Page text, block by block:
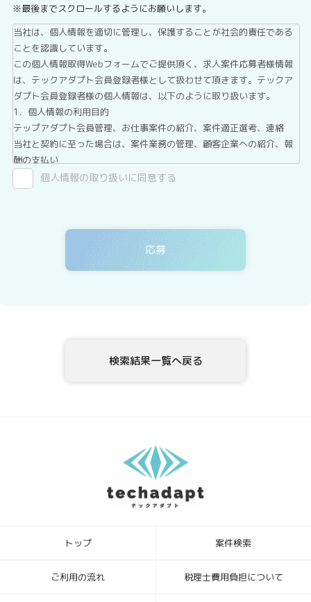
※最後までスクロールするようにお願いします。
当社は、個人情報を適切に管理し、保護することが社会的責任である
ことを認識しています。
この個人情報取得Webフォームでご提供頂く、求人案件応募者様情報
は、テックアダプト会員登録者様として扱わせて頂きます。テックア
ダプト会員登録者様の個人情報は、以下のように取り扱います。
1．個人情報の利用目的
テップアダプト会員管理、お仕事案件の紹介、案件適正選考、連絡
当社と契約に至った場合は、案件業務の管理、顧客企業への紹介、報
酬の支払い
2．第三者提供について
テックアダプト会員登録者情報は、法令に基づく場合、委託する場合
ィングサービス事業者等に委託する場合がありますが、委託先につい
ては、当社が運用する個人情報保護マネジメントシステムにより管理
者提供記録の開示を、当社に申し出ることができます。ご請求方法
テックアダプト会員登録者様が、当社に個人情報を提供されるかどう
かは、任意によるものです。ただし、必要な情報をご提供いただけな
い場合、上記1.の利用目的の達成に支障がでる場合があります。
6．本Webサイトへアクセスしたことを契機として機械的に取得される
[お問合せ・苦情相談窓口]
〒104-0032 東京都中央区八丁堀4丁目1番3号 宝町TATUMIビル 2F
個人情報の取り扱いに同意する
検索結果一覧へ戻る
トップ 案件検索
ご利用の流れ 税理士費用負担について